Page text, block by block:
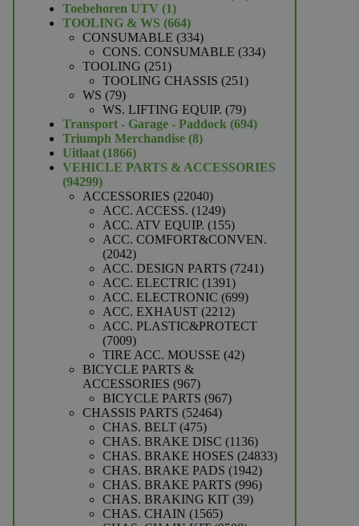
Toebehoren UTV 11
product
TOOLING & WS 664664
producten
CONSUMABLE 334334
producten
CONS. CONSUMABLE 334334
TOOLING 251251
producten
TOOLING CHASSIS 251251
WS 7979
producten
WS. LIFTING EQUIP. 7979
producten
Transport - Garage - Paddock 694694
Triumph Merchandise 88
Uitlaat 18661866
producten
VEHICLE PARTS & ACCESSORIES
9429994299
producten
ACCESSORIES 2204022040
producten
ACC. ACCESS. 12491249
producten
ACC. ATV EQUIP. 155155
producten
ACC. COMFORT&CONVEN.
20422042
producten
ACC. DESIGN PARTS 72417241
ACC. ELECTRIC 13911391
producten
ACC. ELECTRONIC 699699
ACC. EXHAUST 22122212
producten
ACC. PLASTIC&PROTECT
70097009
producten
TIRE ACC. MOUSSE 4242
BICYCLE PARTS &
ACCESSORIES 967967
producten
BICYCLE PARTS 967967
CHASSIS PARTS 5246452464
CHAS. BELT 475475
producten
CHAS. BRAKE DISC 11361136
producten
CHAS. BRAKE HOSES 2483324833
CHAS. BRAKE PADS 19421942
producten
CHAS. BRAKE PARTS 996996
CHAS. BRAKING KIT 3939
CHAS. CHAIN 15651565